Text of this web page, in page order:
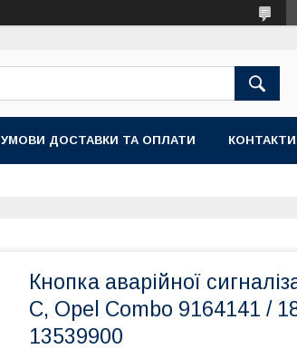
УМОВИ ДОСТАВКИ ТА ОПЛАТИ КОНТАКТИ
Кнопка аварійної
C, Opel Combo 9164141 /
13539900